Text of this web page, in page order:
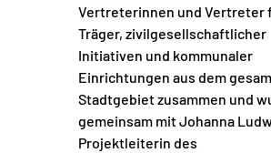
Vertreterinnen und Vertreter
Träger, zivilgesellschaftlicher
Initiativen und kommunaler
Einrichtungen aus dem
Stadtgebiet zusammen und
gemeinsam mit Johanna
Projektleiterin des